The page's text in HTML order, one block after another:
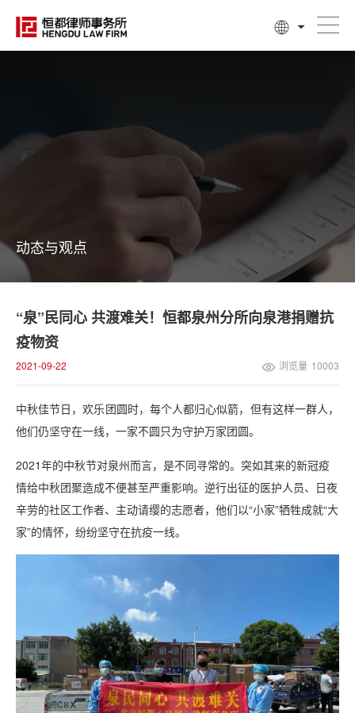
动态与观点
“泉”民同心 共渡难关！恒都泉州分所向泉港捐赠抗
疫物资
2021-09-22 浏览量 10003
中秋佳节日，欢乐团圆时，每个人都归心似箭，但有这样一群人，
他们仍坚守在一线，一家不圆只为守护万家团圆。
2021年的中秋节对泉州而言，是不同寻常的。突如其来的新冠疫
情给中秋团聚造成不便甚至严重影响。逆行出征的医护人员、日夜
辛劳的社区工作者、主动请缨的志愿者，他们以“小家”牺牲成就“大
家”的情怀，纷纷坚守在抗疫一线。